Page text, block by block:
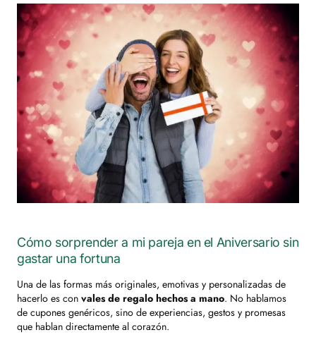
Cómo sorprender a mi pareja en el Aniversario sin
gastar una fortuna
Una de las formas más originales, emotivas y personalizadas de
hacerlo es con vales de regalo hechos a mano. No hablamos
de cupones genéricos, sino de experiencias, gestos y promesas
que hablan directamente al corazón.